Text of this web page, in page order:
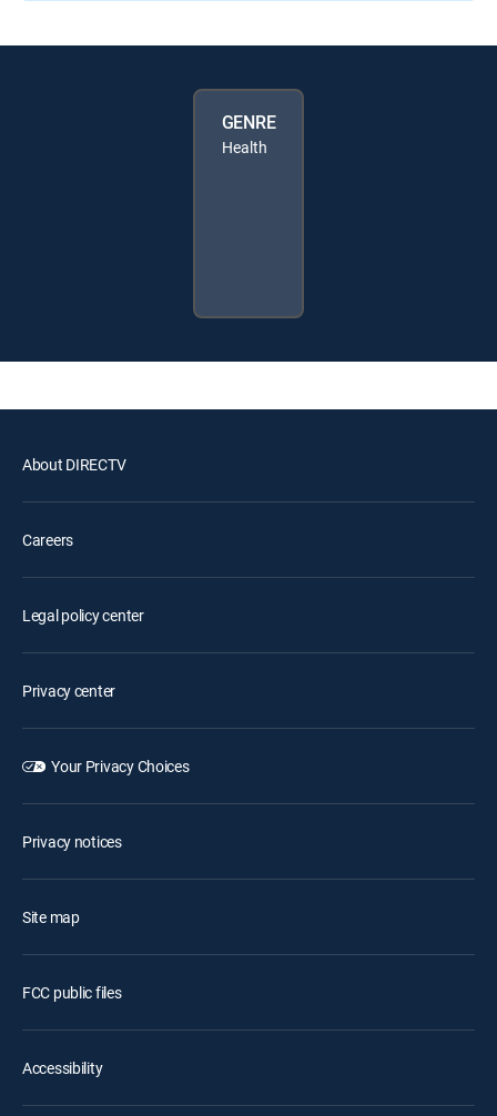
GENRE
Health
About DIRECTV
Careers
Legal policy center
Privacy center
Your Privacy Choices
Privacy notices
Site map
FCC public files
Accessibility